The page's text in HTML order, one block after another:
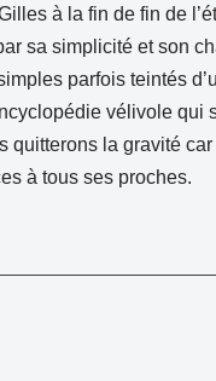
à la fin de fin de
sa simplicité et son
parfois teintés
vélivole qui
quitterons la gravité
à tous ses proches.